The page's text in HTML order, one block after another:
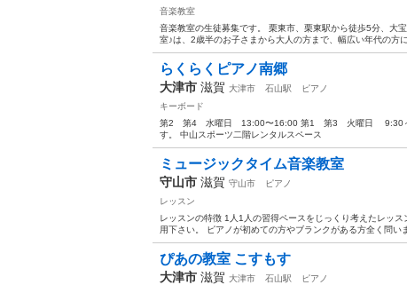
音楽教室
音楽教室の生徒募集です。 栗東市、栗東駅から徒歩5分、大
室♪は、2歳半のお子さまから大人の方まで、幅広い年代の方
らくらくピアノ南郷
大津市 滋賀 大津市 石山駅
ピアノ
キーボード
第2 第4 水曜日 13:00〜16:00 第1 第3 火曜日 9:30～
す。 中山スポーツ二階レンタルスペース
ミュージックタイム音楽教室
守山市 滋賀 守山市
ピアノ
レッスン
レッスンの特徴 1人1人の習得ペースをじっくり考えたレッ
用下さい。 ピアノが初めての方やブランクがある方全く問い
ぴあの教室 こすもす
大津市 滋賀 大津市 石山駅
ピアノ